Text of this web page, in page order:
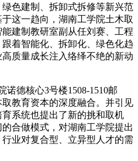
色建制、拆卸式拆修等新兴范
这一趋向，湖南工学院土木取
建制教研室副从任刘赛、工程
着智能化、拆卸化、绿色化趋
质量成长注入络绎不绝的新动
德核心3号楼1508-1510邮
教育资本的深度融合。并引见
系统也提出了新的挑和取机
合做模式，对湖南工学院提出
业对复合型、立异型人才的需